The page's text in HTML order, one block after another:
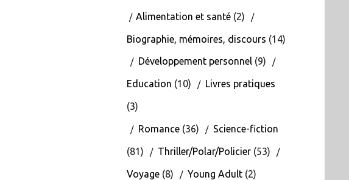
Alimentation et santé(2)
Biographie, mémoires, discours (14)
Développement personnel(9)
Education (10) Livres pratiques
(3)
Romance(36) Science-fiction
(81) Thriller/Polar/Policier(53)
Voyage(8) Young Adult(2)